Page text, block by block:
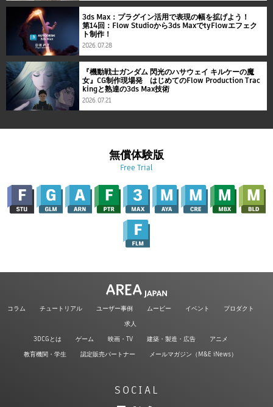
3ds Max：プラグイン活用で表現の幅を拡げよう！
第14回：Flow Studioから3ds MaxでtyFlowエフェク
ト制作！
2026.07.28
『機動戦士ガンダム 閃光のハサウェイ キルケーの魔
女』CG制作現場発 はじめてのFlow Production Trac
kingと熟達の3ds Max技術
2026.07.21
無償体験版
Free Trial
コラム チュートリアル ユーザー事例 ムービー イベント
プロダクト
求人
3DCGとは
ゲーム 映画・TV 建築・製造・広告
アニメ
教育機関・学生
認定販売パートナー メールマガジン（M&E iNews）
SOCIAL